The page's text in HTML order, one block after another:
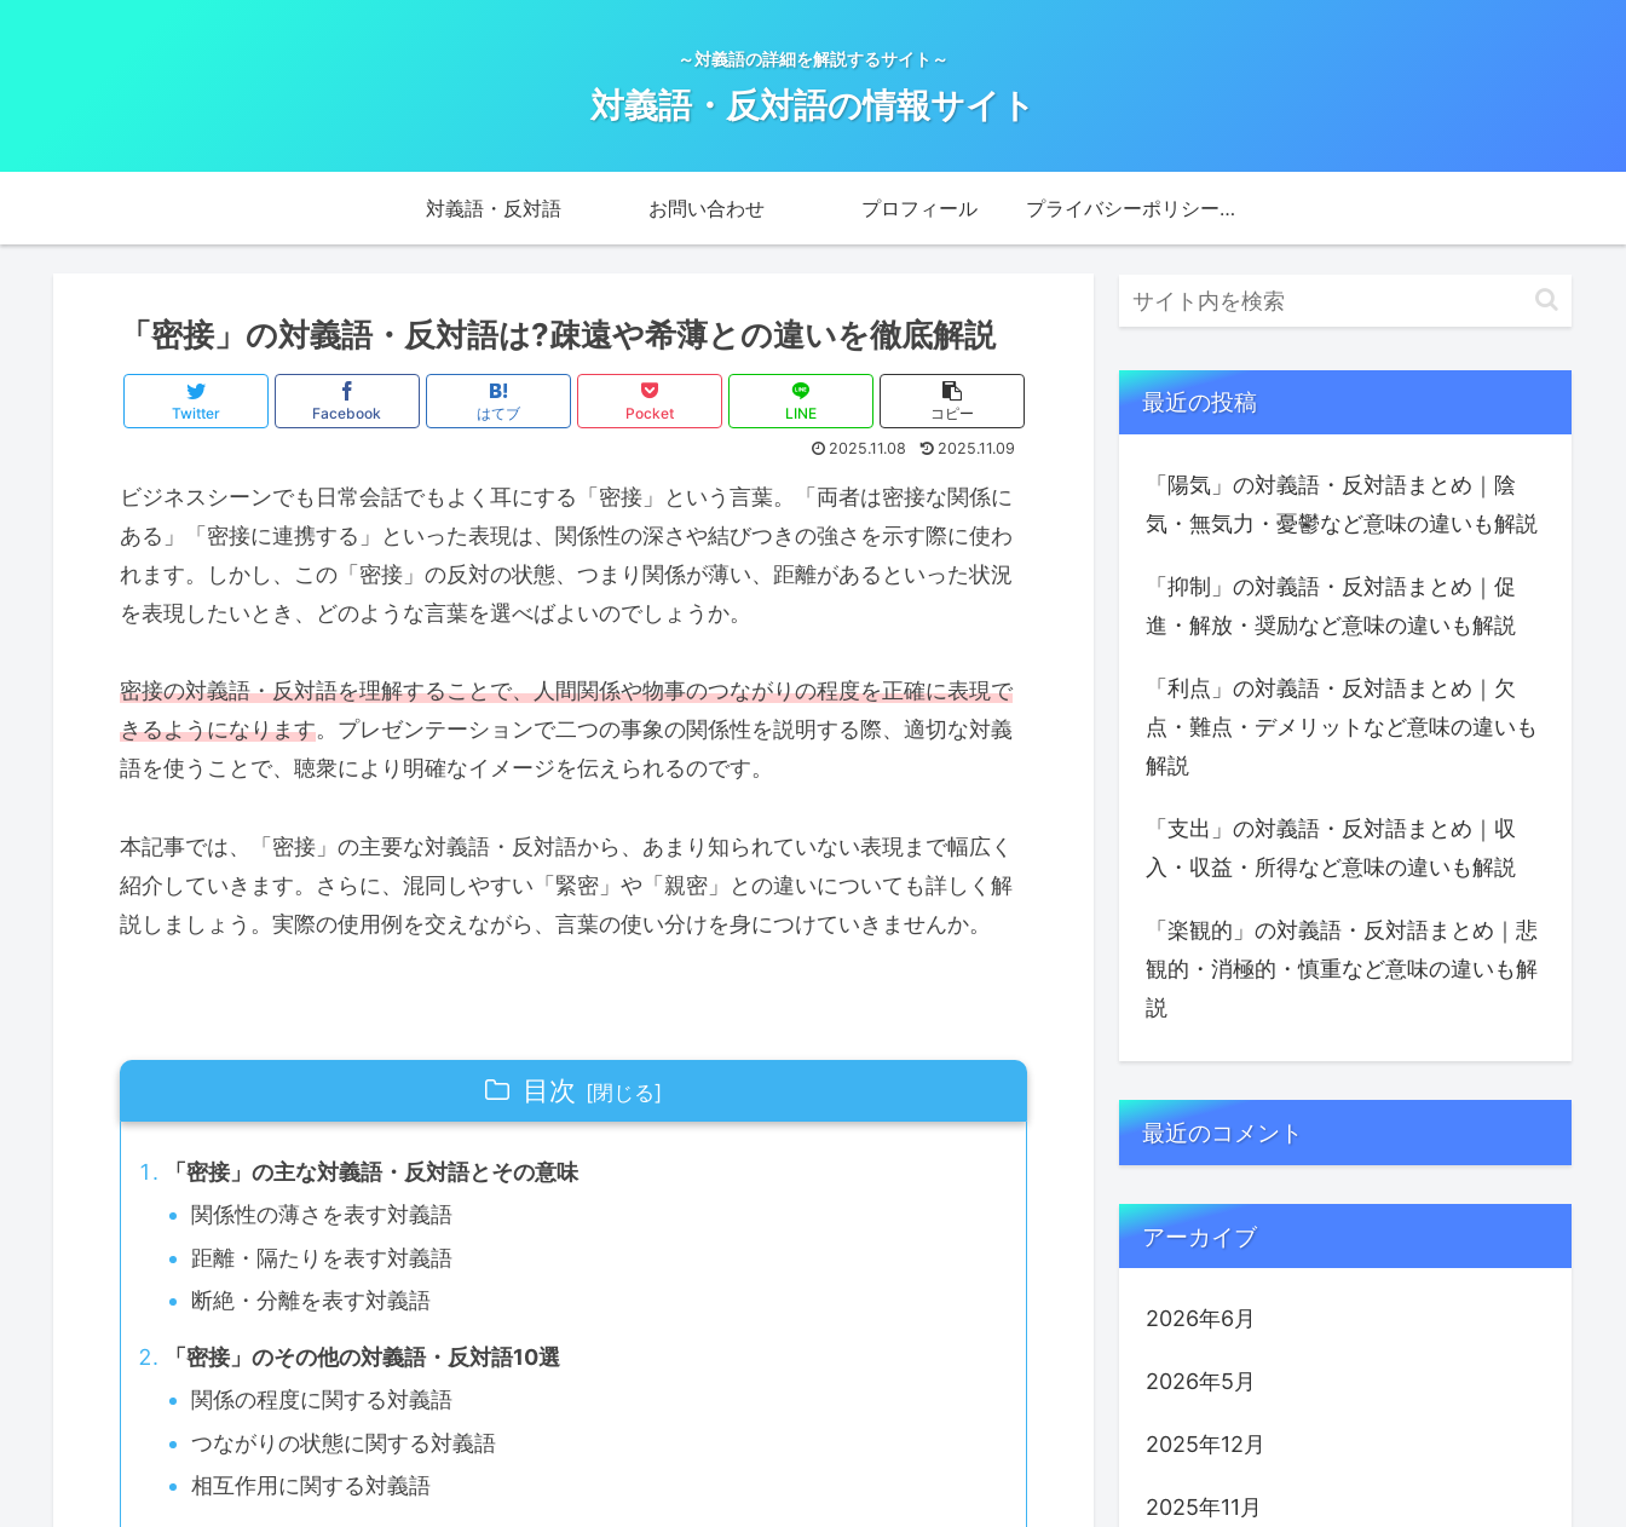
～対義語の詳細を解説するサイト～
対義語・反対語の情報サイト
対義語・反対語 お問い合わせ プロフィール プライバシーポリシー・免責事項
「密接」の対義語・反対語は?疎遠や希薄との違いを徹底解説
Twitter Facebook はてブ Pocket LINE
コピー
2025.11.08
2025.11.09
ビジネスシーンでも日常会話でもよく耳にする「密接」という言葉。「両者は密接な関係に
ある」「密接に連携する」といった表現は、関係性の深さや結びつきの強さを示す際に使わ
れます。しかし、この「密接」の反対の状態、つまり関係が薄い、距離があるといった状況
を表現したいとき、どのような言葉を選べばよいのでしょうか。
密接の対義語・反対語を理解することで、人間関係や物事のつながりの程度を正確に表現で
きるようになります。プレゼンテーションで二つの事象の関係性を説明する際、適切な対義
語を使うことで、聴衆により明確なイメージを伝えられるのです。
本記事では、「密接」の主要な対義語・反対語から、あまり知られていない表現まで幅広く
紹介していきます。さらに、混同しやすい「緊密」や「親密」との違いについても詳しく解
説しましょう。実際の使用例を交えながら、言葉の使い分けを身につけていきませんか。
目次
「密接」の主な対義語・反対語とその意味
関係性の薄さを表す対義語
距離・隔たりを表す対義語
断絶・分離を表す対義語
「密接」のその他の対義語・反対語10選
関係の程度に関する対義語
つながりの状態に関する対義語
相互作用に関する対義語
最近の投稿
「陽気」の対義語・反対語まとめ｜陰
気・無気力・憂鬱など意味の違いも解説
「抑制」の対義語・反対語まとめ｜促
進・解放・奨励など意味の違いも解説
「利点」の対義語・反対語まとめ｜欠
点・難点・デメリットなど意味の違いも
解説
「支出」の対義語・反対語まとめ｜収
入・収益・所得など意味の違いも解説
「楽観的」の対義語・反対語まとめ｜悲
観的・消極的・慎重など意味の違いも解
説
最近のコメント
アーカイブ
2026年6月
2026年5月
2025年12月
2025年11月